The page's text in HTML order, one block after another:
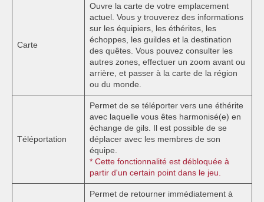
Carte
Ouvre la carte de votre emplacement
actuel. Vous y trouverez des informations
sur les équipiers, les éthérites, les
échoppes, les guildes et la destination
des quêtes. Vous pouvez consulter les
autres zones, effectuer un zoom avant ou
arrière, et passer à la carte de la région
ou du monde.
Téléportation
Permet de se téléporter vers une éthérite
avec laquelle vous êtes harmonisé(e) en
échange de gils. Il est possible de se
déplacer avec les membres de son
équipe.
* Cette fonctionnalité est débloquée à
partir d'un certain point dans le jeu.
Permet de retourner immédiatement à